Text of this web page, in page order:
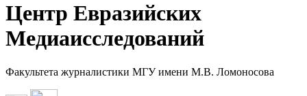
Центр Евразийских
Медиаисследований
Факультета журналистики МГУ имени М.В. Ломоносова